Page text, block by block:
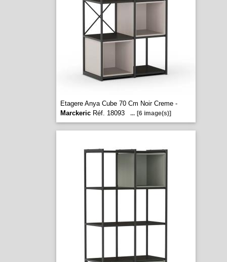
Etagere Anya Cube 70 Cm Noir Creme -
MarckericRéf. 18093 ... [6 image(s)]